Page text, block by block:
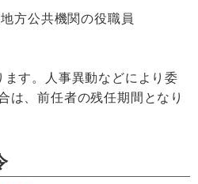
方公共機関の役職員
す。人事異動などにより委
は、前任者の残任期間となり